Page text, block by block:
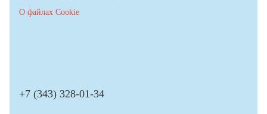
О файлах Cookie
+7 (343) 328-01-34